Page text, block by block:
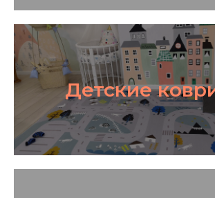
Детские